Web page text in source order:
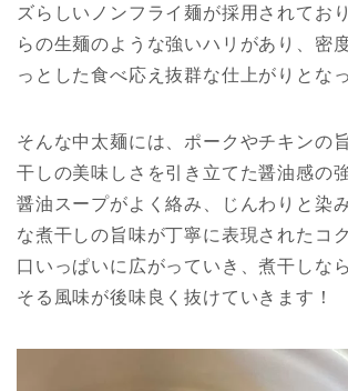
ズらしいノンフライ麺が採用されてお
らの生麺のような強いハリがあり、密
っとした食べ応え抜群な仕上がりとな
そんな中太麺には、ポークやチキンの
干しの美味しさを引き立てた醤油感の
醤油スープがよく絡み、じんわりと染
な煮干しの旨味が丁寧に表現されたコ
口いっぱいに広がっていき、煮干しな
そる風味が後味良く抜けていきます！